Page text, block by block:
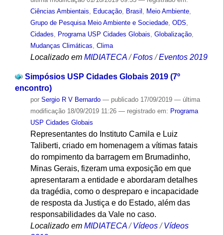
Ciências Ambientais
Educação, Brasil Meio Ambiente,
Grupo de Pesquisa Meio Ambiente e Sociedade, ODS
Cidades
Programa USP Cidades Globais Globalização,
Mudanças Climáticas Clima
Localizado em MIDIATECA /Fotos /Eventos 2019
Simpósios USP Cidades Globais 2019 (7º
encontro)
por Sergio R V Bernardo — publicado17/09/2019 — última
modificação18/09/2019 11:26 — registrado em: Programa
USP Cidades Globais
Representantes do Instituto Camila e Luiz
Taliberti, criado em homenagem a vítimas fatais
do rompimento da barragem em Brumadinho,
Minas Gerais, fizeram uma exposição em que
apresentaram a entidade e abordaram detalhes
da tragédia, como o despreparo e incapacidade
de resposta da Justiça e do Estado, além das
responsabilidades da Vale no caso.
Localizado em MIDIATECA /Vídeos /Vídeos